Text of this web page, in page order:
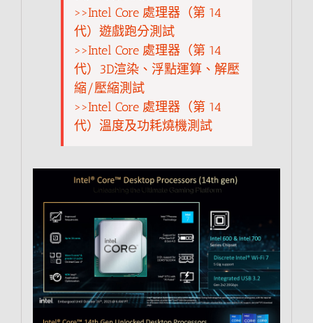
>>Intel Core 處理器（第 14
代）遊戲跑分測試
>>Intel Core 處理器（第 14
代）3D渲染、浮點運算、解壓
縮/壓縮測試
>>Intel Core 處理器（第 14
代）溫度及功耗燒機測試